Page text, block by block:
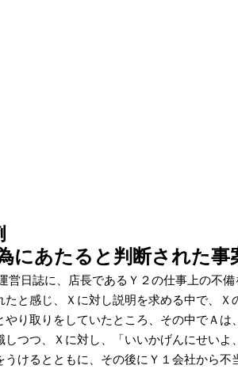
にあたると判断された
営日誌に、店長であるＹ２の仕事上の不
と感じ、Ｘに対し説明を求める中で、
り取りをしていたところ、その中でＡ
つつ、Ｘに対し、「いいかげんにせい
けるとともに、その後にＹ１会社から